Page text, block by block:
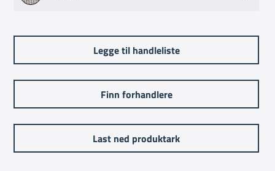
Legge til handleliste
Finn forhandlere
Last ned produktark